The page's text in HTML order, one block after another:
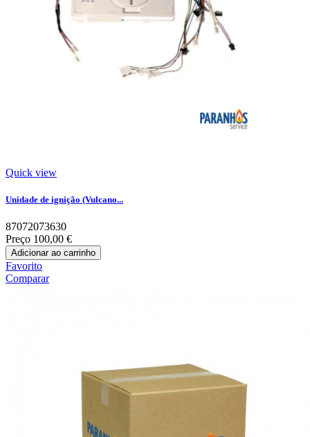
Quick view
Unidade de ignição (Vulcano...
87072073630
Preço 100,00 €
Adicionar ao carrinho
Favorito
Comparar